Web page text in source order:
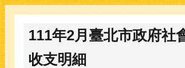
111年2月臺北市政府社
收支明細